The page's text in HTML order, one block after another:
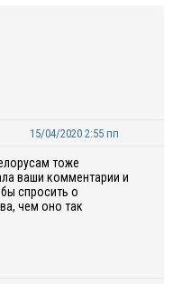
15/04/2020 2:55 пп
тоже
ваши комментарии и
спросить о
чем оно так